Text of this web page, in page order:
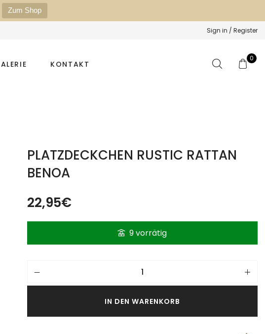
Zum Shop
Sign in / Register
KONTAKT
0
PLATZDECKCHEN RUSTIC RATTAN
BENOA
22,95€
9 vorrätig
IN DEN WARENKORB